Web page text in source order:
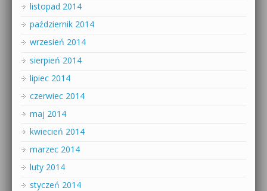
listopad 2014
październik 2014
wrzesień 2014
sierpień 2014
lipiec 2014
czerwiec 2014
maj 2014
kwiecień 2014
marzec 2014
luty 2014
styczeń 2014